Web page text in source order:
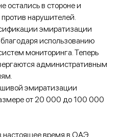
в стороне и
нарушителей.
эмиратизации
использованию
мониторинга. Теперь
административным
эмиратизации
от 20 000 до 100 000
настоящее время в ОАЭ